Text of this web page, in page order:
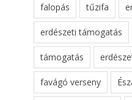
falopás tűzifa
erdészeti támogatás
támogatás
favágó verseny